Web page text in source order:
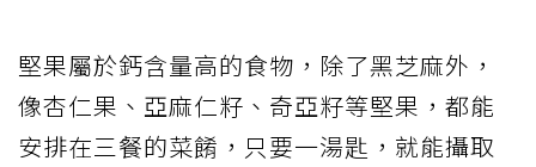
堅果屬於鈣含量高的食物，除了黑芝麻外，
像杏仁果、亞麻仁籽、奇亞籽等堅果，都能
安排在三餐的菜餚，只要一湯匙，就能攝取